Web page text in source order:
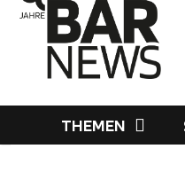
THEMEN